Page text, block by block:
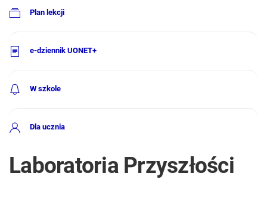
Plan lekcji
e-dziennik UONET+
W szkole
Dla ucznia
Laboratoria Przyszłości